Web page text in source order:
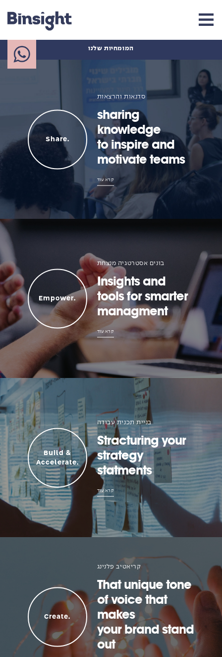
המומחיות שלנו
Share.
סדנאות והרצאות
sharing
knowledge
to inspire and
motivate teams
קרא עוד
Empower.
בונים אסטרטגיה מנצחת
Insights and
tools for smarter
managment
קרא עוד
Build &
Accelerate.
בניית תכנית עבודה
Stracturing your
strategy
statments
קרא עוד
Create.
קריאטיב פלנינג
That unique tone
of voice that
makes
your brand stand
out